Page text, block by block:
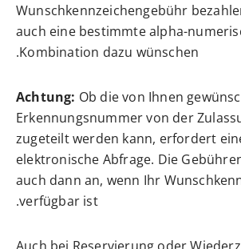
Wunschkennzeichengebühr
auch eine bestimmte alpha-
Kombination dazu wünschen.
Achtung: Ob die von Ihnen
Erkennungsnummer von der
zugeteilt werden kann, erfordert
elektronische Abfrage. Die
auch dann an, wenn Ihr
verfügbar ist.